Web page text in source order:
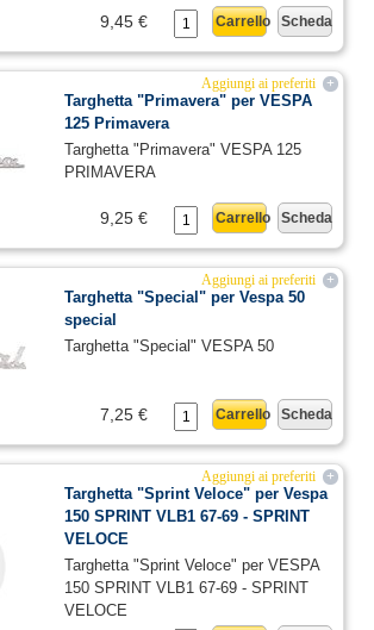
Scheda
Carrello
9,45 €
+
Aggiungi ai preferiti
Targhetta "Primavera" per VESPA
125 Primavera
Targhetta "Primavera" VESPA 125
PRIMAVERA
Scheda
Carrello
9,25 €
+
Aggiungi ai preferiti
Targhetta "Special" per Vespa 50
special
Targhetta "Special" VESPA 50
Scheda
Carrello
7,25 €
+
Aggiungi ai preferiti
Targhetta "Sprint Veloce" per Vespa
150 SPRINT VLB1 67-69 - SPRINT
VELOCE
Targhetta "Sprint Veloce" per VESPA
150 SPRINT VLB1 67-69 - SPRINT
VELOCE